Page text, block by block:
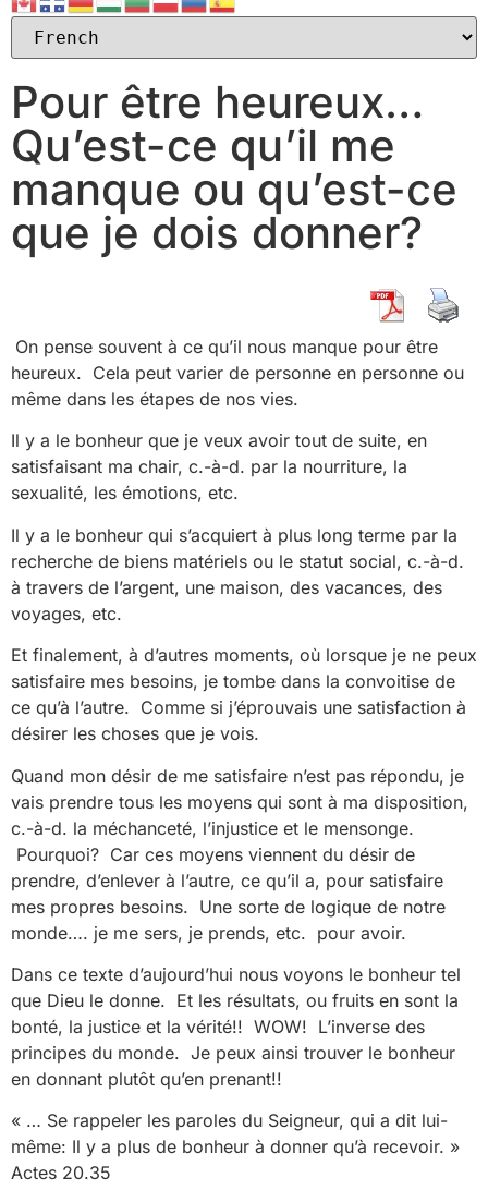
Pour être heureux…
Qu’est-ce qu’il me
manque ou qu’est-ce
que je dois donner?
On pense souvent à ce qu’il nous manque pour être
heureux. Cela peut varier de personne en personne ou
même dans les étapes de nos vies.
Il y a le bonheur que je veux avoir tout de suite, en
satisfaisant ma chair, c.-à-d. par la nourriture, la
sexualité, les émotions, etc.
Il y a le bonheur qui s’acquiert à plus long terme par la
recherche de biens matériels ou le statut social, c.-à-d.
à travers de l’argent, une maison, des vacances, des
voyages, etc.
Et finalement, à d’autres moments, où lorsque je ne peux
satisfaire mes besoins, je tombe dans la convoitise de
ce qu’à l’autre. Comme si j’éprouvais une satisfaction à
désirer les choses que je vois.
Quand mon désir de me satisfaire n’est pas répondu, je
vais prendre tous les moyens qui sont à ma disposition,
c.-à-d. la méchanceté, l’injustice et le mensonge.
Pourquoi? Car ces moyens viennent du désir de
prendre, d’enlever à l’autre, ce qu’il a, pour satisfaire
mes propres besoins. Une sorte de logique de notre
monde…. je me sers, je prends, etc. pour avoir.
Dans ce texte d’aujourd’hui nous voyons le bonheur tel
que Dieu le donne. Et les résultats, ou fruits en sont la
bonté, la justice et la vérité!! WOW! L’inverse des
principes du monde. Je peux ainsi trouver le bonheur
en donnant plutôt qu’en prenant!!
« … Se rappeler les paroles du Seigneur, qui a dit lui-
même: Il y a plus de bonheur à donner qu’à recevoir. »
Actes 20.35